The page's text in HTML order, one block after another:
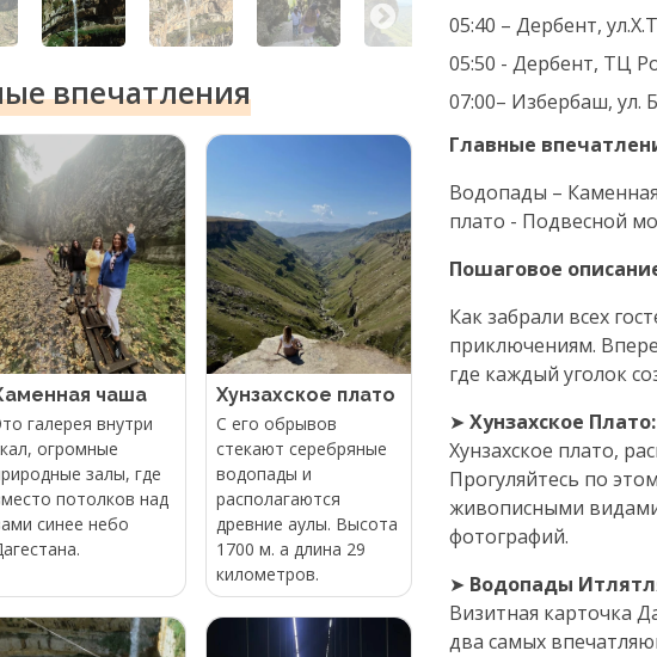
впечатления
чаша
галерея внутри
огромные
залы, где
потолков над
синее небо
Хунзахское плато
С его обрывов
стекают серебряные
водопады и
располагаются
древние аулы. Высота
1700 м. а длина 29
километров.
05:40 – Дербент,
05:50 - Дербент, ТЦ
07:00– Избербаш, ул.
Главные
Водопады –
плато - Подвесной
Пошаговое
Как забрали всех
приключениям.
где каждый уголок
➤ Хунзахское
Хунзахское плато,
Прогуляйтесь по
живописными
фотографий.
➤ Водопады
Визитная карточка
два самых